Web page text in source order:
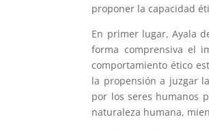
proponer la capacidad
En primer lugar, Ayala
forma comprensiva el
comportamiento ético
la propensión a juzgar
por los seres humanos
naturaleza humana,